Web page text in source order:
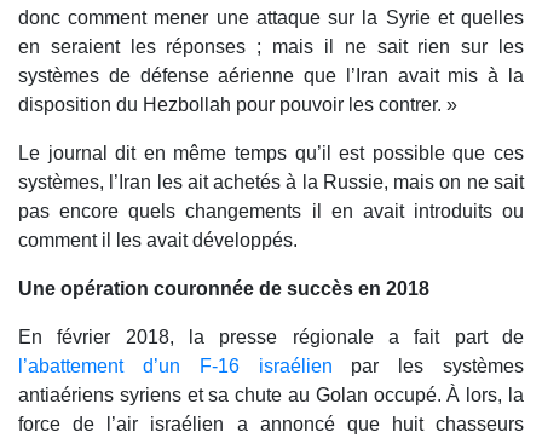
donc comment mener une attaque sur la Syrie et quelles
en seraient les réponses ; mais il ne sait rien sur les
systèmes de défense aérienne que l’Iran avait mis à la
disposition du Hezbollah pour pouvoir les contrer. »
Le journal dit en même temps qu’il est possible que ces
systèmes, l’Iran les ait achetés à la Russie, mais on ne sait
pas encore quels changements il en avait introduits ou
comment il les avait développés.
Une opération couronnée de succès en 2018
En février 2018, la presse régionale a fait part de
l’abattement d’un F-16 israélien par les systèmes
antiaériens syriens et sa chute au Golan occupé. À lors, la
force de l’air israélien a annoncé que huit chasseurs